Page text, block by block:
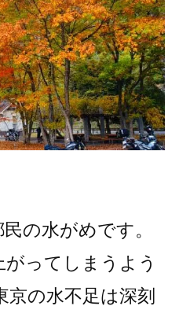
の水がめです。
ってしまうよう
の水不足は深刻